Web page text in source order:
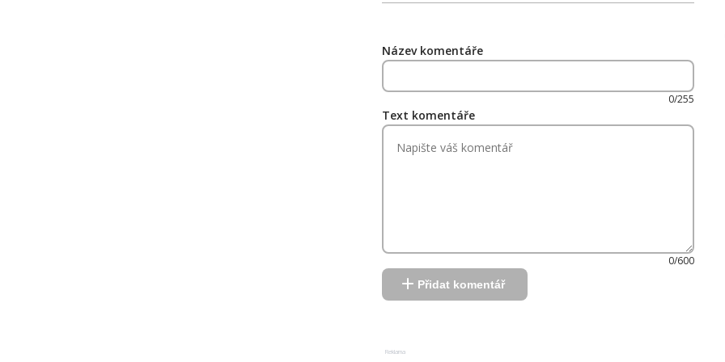
Název komentáře
0/255
Text komentáře
0/600
Přidat komentář
Reklama